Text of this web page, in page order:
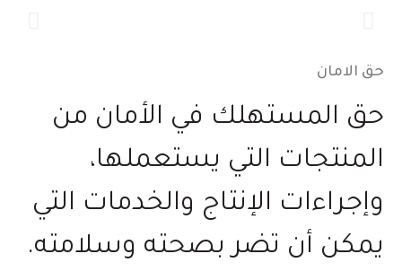
حق الامان
حق المستهلك في الأمان من
المنتجات التي يستعملها،
وإجراءات الإنتاج والخدمات التي
يمكن أن تضر بصحته وسلامته.